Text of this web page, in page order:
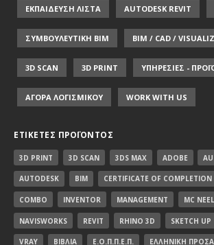
ΕΚΠΑΙΔΕΥΣΗ ΛΙΣΤΑ AUTODESK REVIT
ΣΥΜΒΟΥΛΕΥΤΙΚΗ ΒΙΜ BIM / CAD /
3D SCAN 3D PRINT ΥΠΗΡΕΣΙΕΣ -
ΑΓΟΡΑ ΛΟΓΙΣΜΙΚΟΥ WORK WITH US
ΕΤΙΚΈΤΕΣ ΠΡΟΪΌΝΤΟΣ
3D PRINT 3D SCAN 3DS MAX ADOBE
AUTODESK BIM CERTIFICATE OF COMPLETION
COMBO INVENTOR MANAGEMENT MC NEEL
NAVISWORKS REVIT RHINO 3D SKETCH UP
VRAY ΒΙΒΛΊΑ Ε.Ο.Π.Π.Ε.Π. ΕΛΛΗΝΙΚΉ